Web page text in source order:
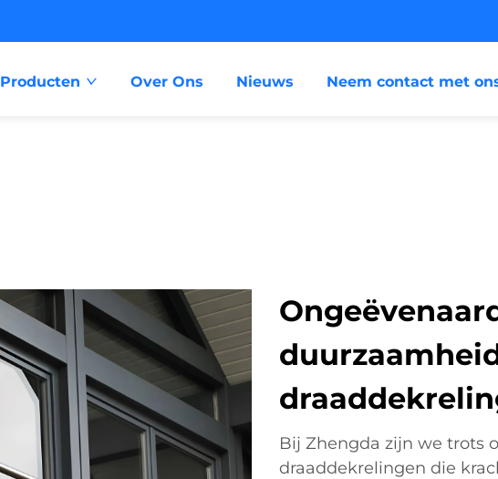
Producten Over Ons Nieuws Neem contact met
Bij Zhengda zijn we trots
draaddekrelingen die